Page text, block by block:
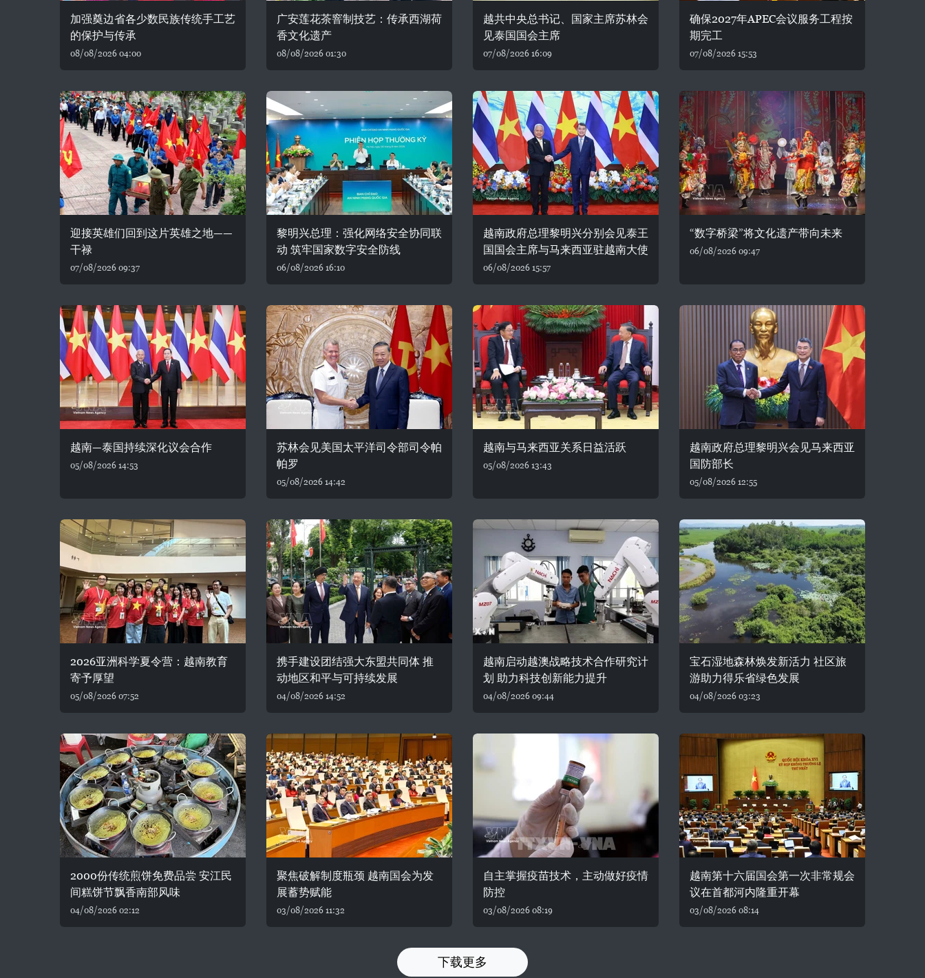
加强奠边省各少数民族传统手工艺
的保护与传承
08/08/2026 04:00
广安莲花茶窨制技艺：传承西湖荷
香文化遗产
08/08/2026 01:30
越共中央总书记、国家主席苏林会
见泰国国会主席
07/08/2026 16:09
确保2027年APEC会议服务工程按
期完工
07/08/2026 15:53
迎接英雄们回到这片英雄之地——
干禄
07/08/2026 09:37
黎明兴总理：强化网络安全协同联
动 筑牢国家数字安全防线
06/08/2026 16:10
越南政府总理黎明兴分别会见泰王
国国会主席与马来西亚驻越南大使
06/08/2026 15:57
“数字桥梁”将文化遗产带向未来
06/08/2026 09:47
越南—泰国持续深化议会合作
05/08/2026 14:53
苏林会见美国太平洋司令部司令帕
帕罗
05/08/2026 14:42
越南与马来西亚关系日益活跃
05/08/2026 13:43
越南政府总理黎明兴会见马来西亚
国防部长
05/08/2026 12:55
2026亚洲科学夏令营：越南教育
寄予厚望
05/08/2026 07:52
携手建设团结强大东盟共同体 推
动地区和平与可持续发展
04/08/2026 14:52
越南启动越澳战略技术合作研究计
划 助力科技创新能力提升
04/08/2026 09:44
宝石湿地森林焕发新活力 社区旅
游助力得乐省绿色发展
04/08/2026 03:23
2000份传统煎饼免费品尝 安江民
间糕饼节飘香南部风味
04/08/2026 02:12
聚焦破解制度瓶颈 越南国会为发
展蓄势赋能
03/08/2026 11:32
自主掌握疫苗技术，主动做好疫情
防控
03/08/2026 08:19
越南第十六届国会第一次非常规会
议在首都河内隆重开幕
03/08/2026 08:14
下载更多